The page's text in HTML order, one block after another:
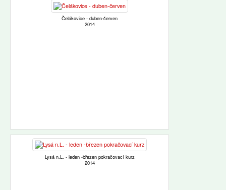
Čelákovice - duben-červen
2014
Lysá n.L. - leden -březen pokračovací kurz
2014